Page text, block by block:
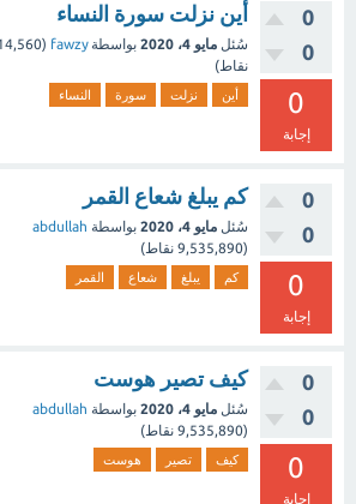
0
0
0
إجابة
أين نزلت سورة النساء
سُئل مايو 4، 2020 بواسطةfawzy
(
نقاط)
أين نزلت سورة النساء
0
0
0
إجابة
كم يبلغ شعاع القمر
سُئل مايو 4، 2020 بواسطة abdullah
(
9,535,890 نقاط)
كم يبلغ شعاع القمر
0
0
0
إجابة
كيف تصير هوست
سُئل مايو 4، 2020 بواسطة abdullah
(
9,535,890 نقاط)
كيف تصير هوست